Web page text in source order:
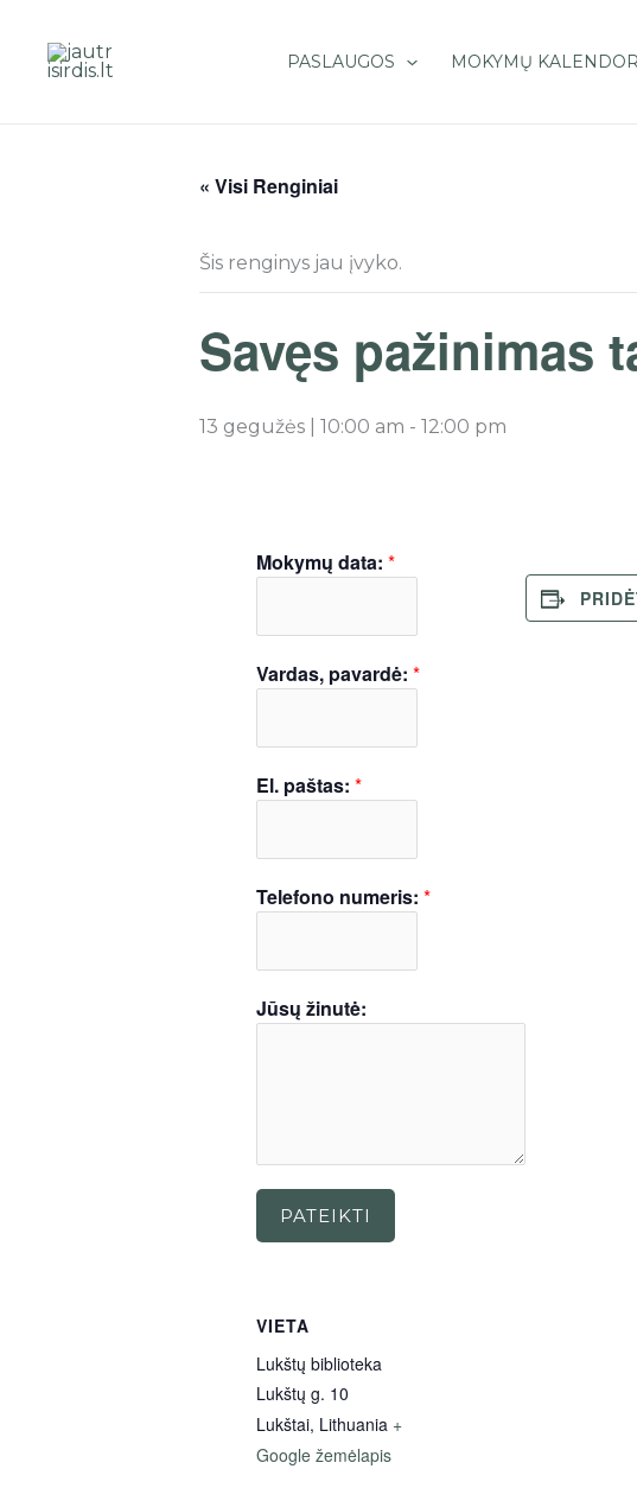
turinio
PASLAUGOS MOKYMŲ
« Visi Renginiai
Šis renginys jau įvyko.
Savęs pažinimas
13 gegužės | 10:00 am - 12:00 pm
Mokymų data: *
Vardas, pavardė: *
El. paštas: *
Telefono numeris: *
Jūsų žinutė:
PATEIKTI
VIETA
Lukštų biblioteka
Lukštų g. 10
Lukštai, Lithuania +
Google žemėlapis